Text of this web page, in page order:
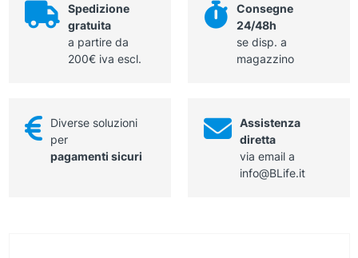
Spedizione
gratuita
a partire da
200€ iva escl.
Consegne
24/48h
se disp. a
magazzino
Diverse soluzioni
per
pagamenti sicuri
Assistenza
diretta
via email a
info@BLife.it